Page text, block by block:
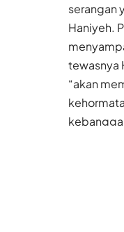
serangan
Haniyeh.
tewasnya
“akan